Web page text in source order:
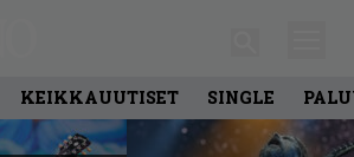
KEIKKAUUTISET SINGLE